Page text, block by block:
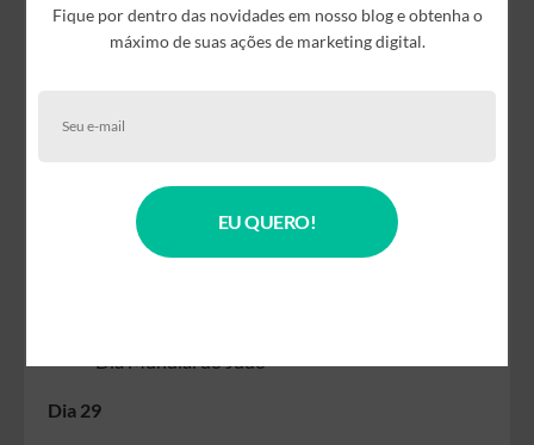
População Negra
Dia Nacional de Luta pelos Direitos das Pessoas
Dia do Servidor Público
Dia da Engenharia da Aeronáutica
Dia Mundial do Judô
Dia 29
Fique por dentro das novidades em nosso blog e obtenha o
máximo de suas ações de marketing digital.
EU QUERO!